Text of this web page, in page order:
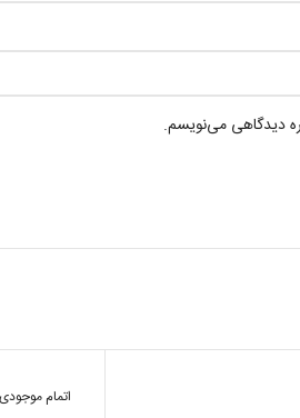
دیدگاهی می‌نویسم.
اتمام موجودی